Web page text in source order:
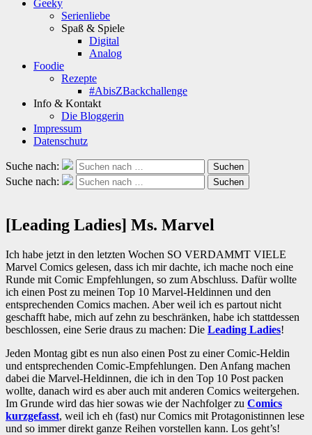
Geeky
Serienliebe
Spaß & Spiele
Digital
Analog
Foodie
Rezepte
#AbisZBackchallenge
Info & Kontakt
Die Bloggerin
Impressum
Datenschutz
Suche nach: Suchen
Suche nach: Suchen
[Leading Ladies] Ms. Marvel
Ich habe jetzt in den letzten Wochen SO VERDAMMT VIELE
Marvel Comics gelesen, dass ich mir dachte, ich mache noch eine
Runde mit Comic Empfehlungen, so zum Abschluss. Dafür wollte
ich einen Post zu meinen Top 10 Marvel-Heldinnen und den
entsprechenden Comics machen. Aber weil ich es partout nicht
geschafft habe, mich auf zehn zu beschränken, habe ich stattdessen
beschlossen, eine Serie draus zu machen: Die Leading Ladies!
Jeden Montag gibt es nun also einen Post zu einer Comic-Heldin
und entsprechenden Comic-Empfehlungen. Den Anfang machen
dabei die Marvel-Heldinnen, die ich in den Top 10 Post packen
wollte, danach wird es aber auch mit anderen Comics weitergehen.
Im Grunde wird das hier sowas wie der Nachfolger zu Comics
kurzgefasst, weil ich eh (fast) nur Comics mit Protagonistinnen lese
und so immer direkt ganze Reihen vorstellen kann. Los geht’s!